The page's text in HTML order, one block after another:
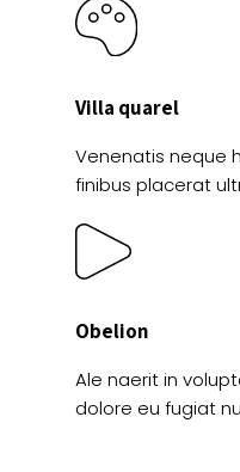
Villa quarel
Venenatis neque
finibus placerat
Obelion
Ale naerit in
dolore eu fugiat